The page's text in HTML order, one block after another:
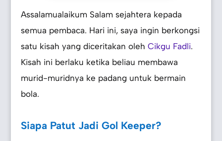
Assalamualaikum Salam sejahtera kepada
semua pembaca. Hari ini, saya ingin berkongsi
satu kisah yang diceritakan olehCikgu Fadli.
Kisah ini berlaku ketika beliau membawa
murid-muridnya ke padang untuk bermain
bola.
Siapa Patut Jadi Gol Keeper?